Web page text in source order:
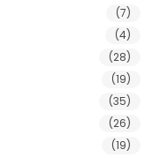
(7)
(4)
(28)
(19)
(35)
(26)
(19)